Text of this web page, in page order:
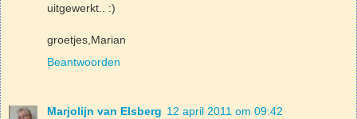
uitgewerkt.. :)
groetjes,Marian
Beantwoorden
Marjolijn van Elsberg 12 april 2011 om 09:42